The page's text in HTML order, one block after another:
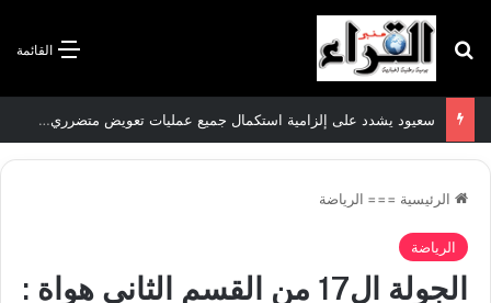
القائمة بحث عن
سعيود يشدد على إلزامية استكمال جميع عمليات تعويض متضرري حرائق الغابات قبل نهاية شهر أوت
الرئيسية === الرياضة
الرياضة
الجولة ال17 من القسم الثاني هواة :